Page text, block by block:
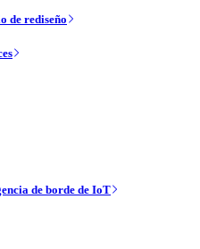
de rediseño
de borde de IoT